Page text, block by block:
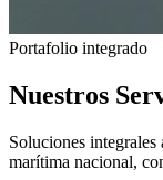
Portafolio integrado
Nuestros
Soluciones integrales
marítima nacional,